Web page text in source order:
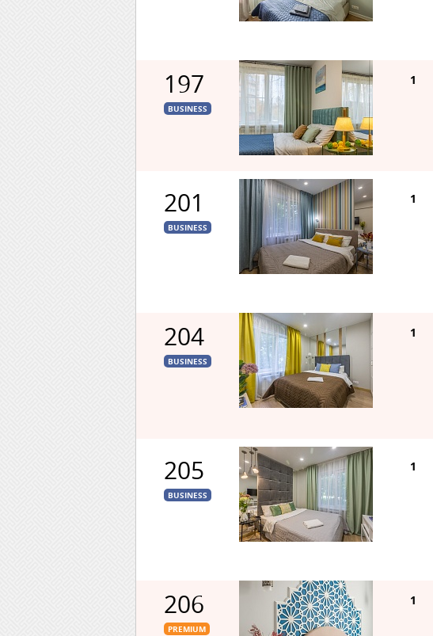
197
BUSINESS
1
201
BUSINESS
1
204
BUSINESS
1
205
BUSINESS
1
206
PREMIUM
1